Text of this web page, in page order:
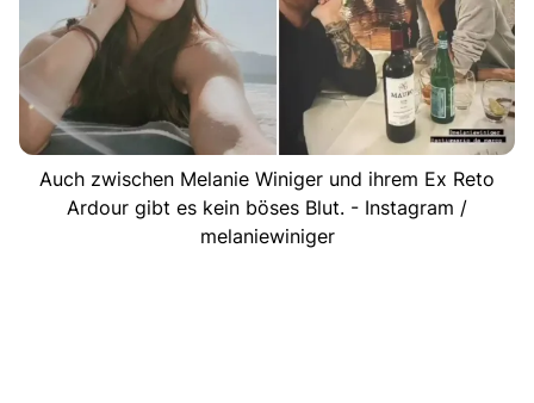
Auch zwischen Melanie Winiger und ihrem Ex Reto
Ardour gibt es kein böses Blut. - Instagram /
melaniewiniger